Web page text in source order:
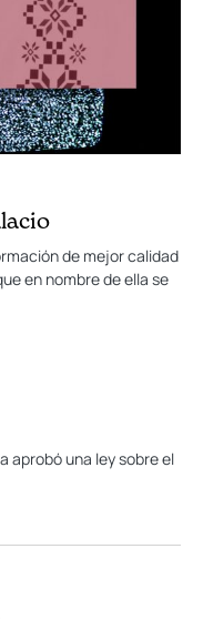
de mejor calidad
en nombre de ella se
aprobó una ley sobre el